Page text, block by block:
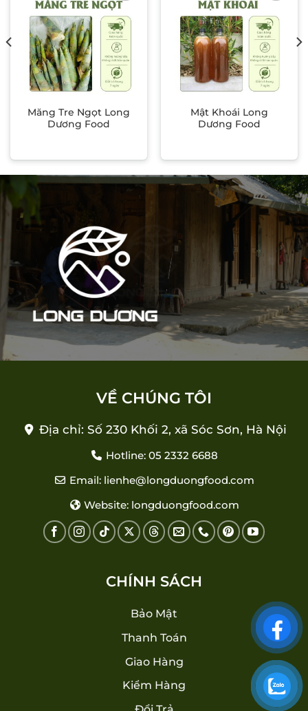
Add to wishlist
Măng Tre Ngọt Long
Dương Food
Add to wishlist
Mật Khoái Long
Dương Food
VỀ CHÚNG TÔI
Địa chỉ: Số 230 Khối 2, xã Sóc Sơn, Hà Nội
Hotline: 05 2332 6688
Email: lienhe@longduongfood.com
Website: longduongfood.com
CHÍNH SÁCH
Bảo Mật
Thanh Toán
Giao Hàng
Kiểm Hàng